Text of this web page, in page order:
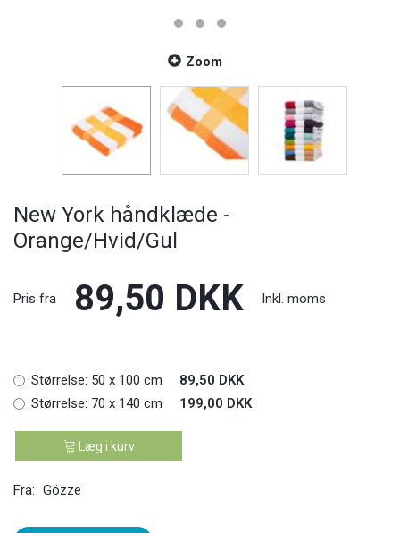
Zoom
New York håndklæde -
Orange/Hvid/Gul
Pris fra 89,50 DKK Inkl. moms
Størrelse: 50 x 100 cm
89,50 DKK
Størrelse: 70 x 140 cm 199,00 DKK
Læg i kurv
Fra: Gözze